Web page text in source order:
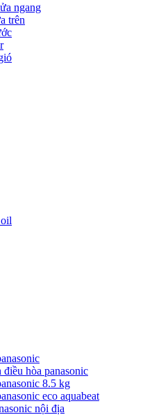
ngang
trên
hòa panasonic
8.5 kg
eco aquabeat
nội địa